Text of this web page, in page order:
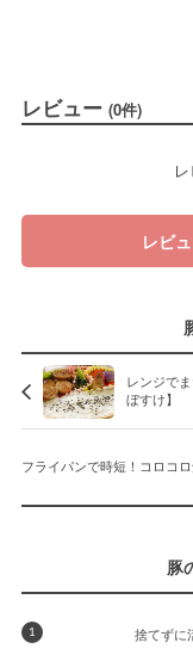
レビュー (0件)
レビ
レンジで
ぼすけ】
フライパンで時短！コロコ
豚
1 捨てずに